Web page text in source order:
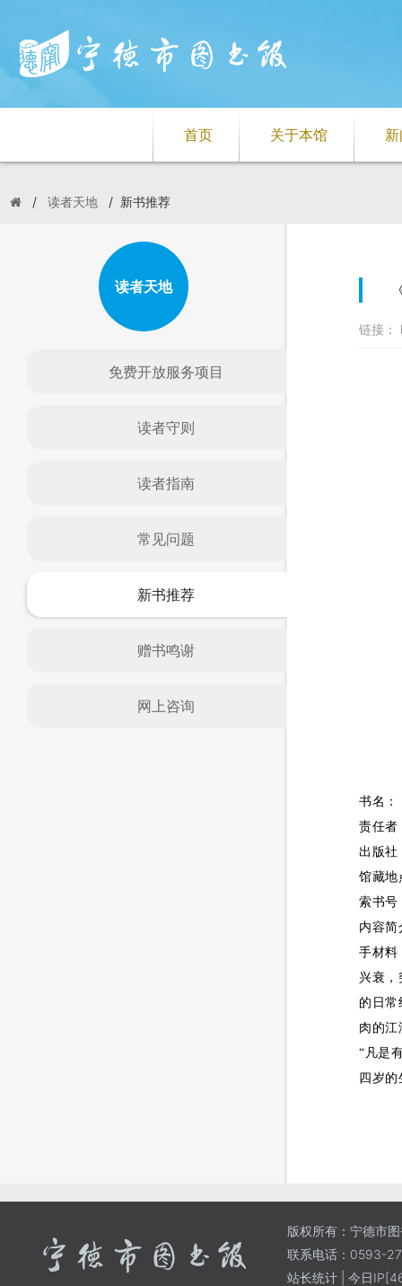
首页 关于本馆
/ 读者天地 / 新书推荐
读者天地
免费开放服务项目
读者守则
读者指南
常见问题
新书推荐
赠书鸣谢
网上咨询
链接：
书名：
责任
出版
馆藏地
索书号
内容简
手材料
兴衰，
的日常
肉的
“凡是
四岁的
版权所有：宁德市
联系电话：0593-
站长统计 | 今日